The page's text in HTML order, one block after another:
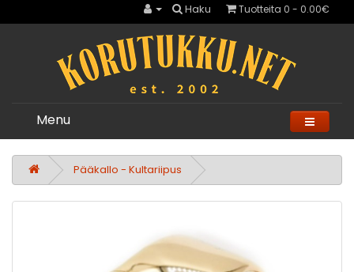
Haku Tuotteita 0 - 0.00€
Menu
Pääkallo - Kultariipus